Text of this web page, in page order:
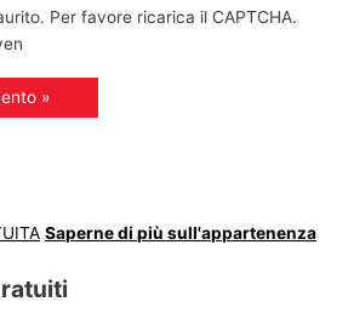
Per favore ricarica il CAPTCHA.
Saperne di più sull'appartenenza